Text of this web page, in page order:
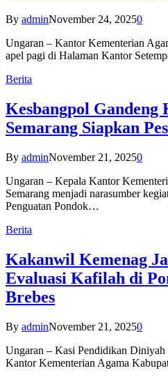
By adminNovember 24, 20250
Ungaran – Kantor Kementerian
apel pagi di Halaman Kantor
Berita
Kesbangpol Gandeng
Semarang Siapkan
By adminNovember 21, 20250
Ungaran – Kepala Kantor
Semarang menjadi narasumber
Penguatan Pondok…
Berita
Kakanwil Kemenag
Evaluasi Kafilah di
Brebes
By adminNovember 21, 20250
Ungaran – Kasi Pendidikan Diniyah
Kantor Kementerian Agama